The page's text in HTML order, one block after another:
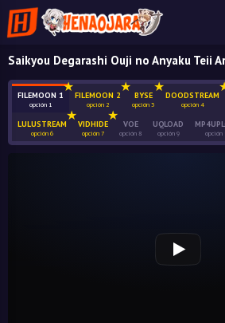
Saikyou Degarashi Ouji no Anyaku Teii
FILEMOON 1
opción 1
FILEMOON 2
opción 2
BYSE
opción 3
DOODSTREAM
opción 4
LULUSTREAM
opción 6
VIDHIDE
opción 7
VOE
opción 8
UQLOAD
opción 9 opción